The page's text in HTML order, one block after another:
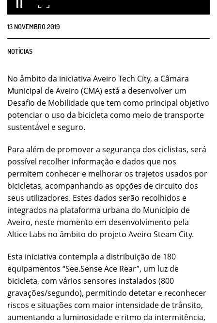
13 NOVEMBRO2019
NOTÍCIAS
No âmbito da iniciativa Aveiro Tech City, a Câmara
Municipal de Aveiro (CMA) está a desenvolver um
Desafio de Mobilidade que tem como principal objetivo
potenciar o uso da bicicleta como meio de transporte
sustentável e seguro.
Para além de promover a segurança dos ciclistas, será
possível recolher informação e dados que nos
permitem conhecer e melhorar os trajetos usados por
bicicletas, acompanhando as opções de circuito dos
seus utilizadores. Estes dados serão recolhidos e
integrados na plataforma urbana do Município de
Aveiro, neste momento em desenvolvimento pela
Altice Labs no âmbito do projeto Aveiro Steam City.
Esta iniciativa contempla a distribuição de 180
equipamentos “See.Sense Ace Rear”, um luz de
bicicleta, com vários sensores instalados (800
gravações/segundo), permitindo detetar e reconhecer
riscos e situações com maior intensidade de trânsito,
aumentando a luminosidade e ritmo da intermitência,